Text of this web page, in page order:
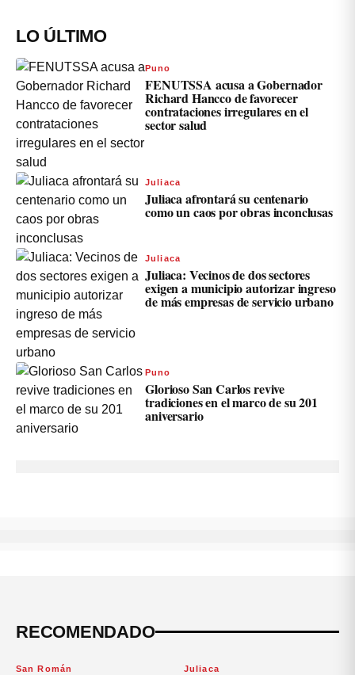
LO ÚLTIMO
Puno
FENUTSSA acusa a Gobernador
Richard Hancco de favorecer
contrataciones irregulares en el
sector salud
Juliaca
Juliaca afrontará su centenario
como un caos por obras inconclusas
Juliaca
Juliaca: Vecinos de dos sectores
exigen a municipio autorizar ingreso
de más empresas de servicio urbano
Puno
Glorioso San Carlos revive
tradiciones en el marco de su 201
aniversario
RECOMENDADO
San Román Juliaca